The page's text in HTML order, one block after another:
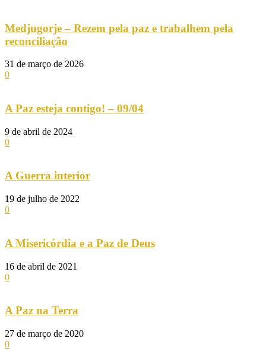
Medjugorje – Rezem pela paz e trabalhem pela
reconciliação
31 de março de 2026
0
A Paz esteja contigo! – 09/04
9 de abril de 2024
0
A Guerra interior
19 de julho de 2022
0
A Misericórdia e a Paz de Deus
16 de abril de 2021
0
A Paz na Terra
27 de março de 2020
0